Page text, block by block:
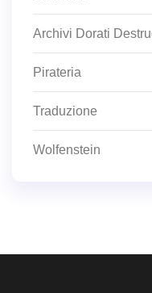
Archivi Dorati
Pirateria
Traduzione
Wolfenstein